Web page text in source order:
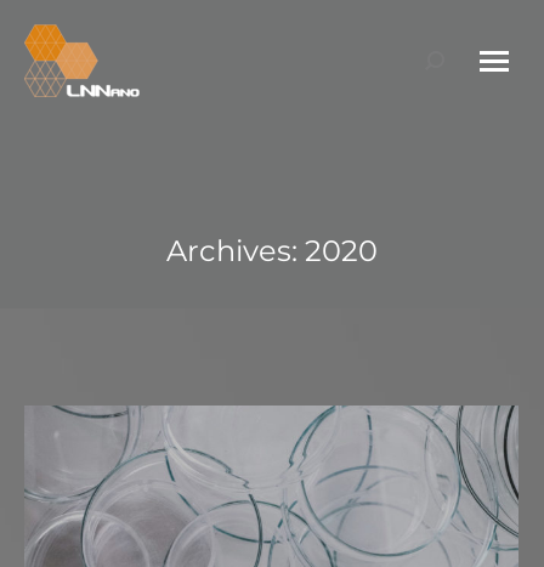
Search:
Archives: 2020